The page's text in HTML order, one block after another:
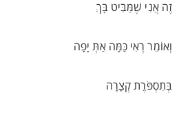
זֶה אֲנִי שֶׁמַּבִּיט בָּךְ
וְאוֹמֵר רְאִי כַּמָּה אַתְּ יָפָה
בְּתִסְפֹּרֶת קְצָרָה